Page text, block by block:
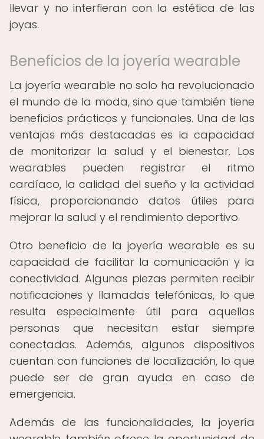
llevar y no interfieran con la estética de las
joyas.
Beneficios de la joyería wearable
La joyería wearable no solo ha revolucionado
el mundo de la moda, sino que también tiene
beneficios prácticos y funcionales. Una de las
ventajas más destacadas es la capacidad
de monitorizar la salud y el bienestar. Los
wearables pueden registrar el ritmo
cardíaco, la calidad del sueño y la actividad
física, proporcionando datos útiles para
mejorar la salud y el rendimiento deportivo.
Otro beneficio de la joyería wearable es su
capacidad de facilitar la comunicación y la
conectividad. Algunas piezas permiten recibir
notificaciones y llamadas telefónicas, lo que
resulta especialmente útil para aquellas
personas que necesitan estar siempre
conectadas. Además, algunos dispositivos
cuentan con funciones de localización, lo que
puede ser de gran ayuda en caso de
emergencia.
Además de las funcionalidades, la joyería